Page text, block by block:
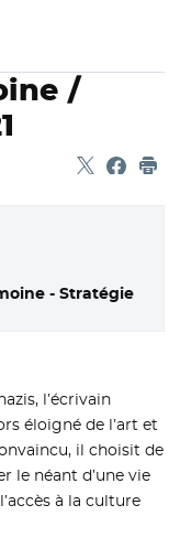
/
Partager
- Nouvelle
-
- Stratégie
l’écrivain
éloigné de l’art et
il choisit de
le néant d’une vie
à la culture